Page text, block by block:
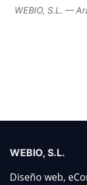
WEBIO, S.L. —
WEBIO, S.L.
Diseño web,